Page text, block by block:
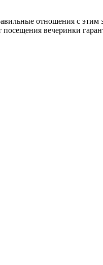
отношения с этим
вечеринки